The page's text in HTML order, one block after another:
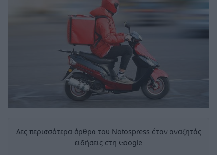
Δες περισσότερα άρθρα του Notospress όταν αναζητάς
ειδήσεις στη Google